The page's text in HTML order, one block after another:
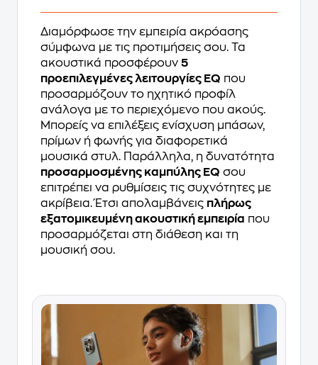
Διαμόρφωσε την εμπειρία ακρόασης
σύμφωνα με τις προτιμήσεις σου. Τα
ακουστικά προσφέρουν 5
προεπιλεγμένες λειτουργίες EQ που
προσαρμόζουν το ηχητικό προφίλ
ανάλογα με το περιεχόμενο που ακούς.
Μπορείς να επιλέξεις ενίσχυση μπάσων,
πρίμων ή φωνής για διαφορετικά
μουσικά στυλ. Παράλληλα, η δυνατότητα
προσαρμοσμένης καμπύλης EQ σου
επιτρέπει να ρυθμίσεις τις συχνότητες με
ακρίβεια. Έτσι απολαμβάνεις πλήρως
εξατομικευμένη ακουστική εμπειρία που
προσαρμόζεται στη διάθεση και τη
μουσική σου.